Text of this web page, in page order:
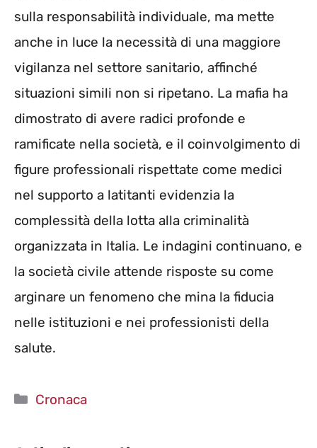
sulla responsabilità individuale, ma mette
anche in luce la necessità di una maggiore
vigilanza nel settore sanitario, affinché
situazioni simili non si ripetano. La mafia ha
dimostrato di avere radici profonde e
ramificate nella società, e il coinvolgimento di
figure professionali rispettate come medici
nel supporto a latitanti evidenzia la
complessità della lotta alla criminalità
organizzata in Italia. Le indagini continuano, e
la società civile attende risposte su come
arginare un fenomeno che mina la fiducia
nelle istituzioni e nei professionisti della
salute.
Categorie
Cronaca